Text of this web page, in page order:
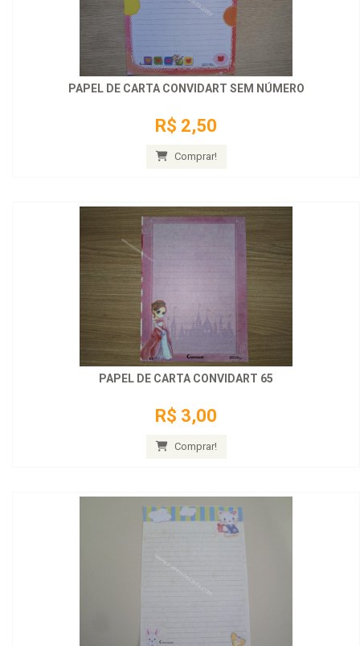
PAPEL DE CARTA CONVIDART SEM NÚMERO
R$ 2,50
Comprar!
PAPEL DE CARTA CONVIDART 65
R$ 3,00
Comprar!